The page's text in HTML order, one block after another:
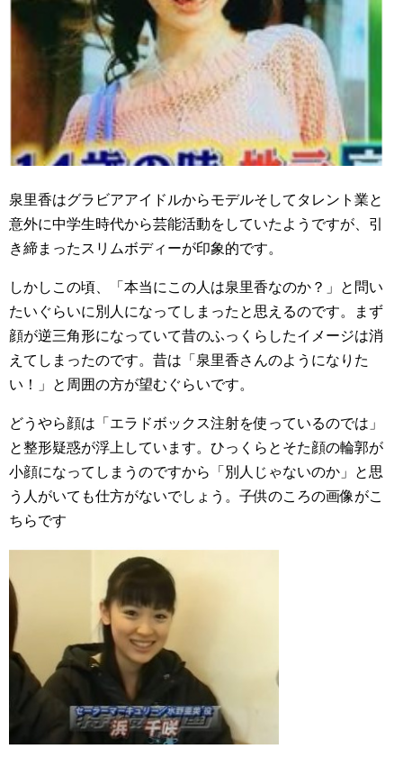
泉里香はグラビアアイドルからモデルそしてタレント業と
意外に中学生時代から芸能活動をしていたようですが、引
き締まったスリムボディーが印象的です。
しかしこの頃、「本当にこの人は泉里香なのか？」と問い
たいぐらいに別人になってしまったと思えるのです。まず
顔が逆三角形になっていて昔のふっくらしたイメージは消
えてしまったのです。昔は「泉里香さんのようになりた
い！」と周囲の方が望むぐらいです。
どうやら顔は「エラドボックス注射を使っているのでは」
と整形疑惑が浮上しています。ひっくらとそた顔の輪郭が
小顔になってしまうのですから「別人じゃないのか」と思
う人がいても仕方がないでしょう。子供のころの画像がこ
ちらです